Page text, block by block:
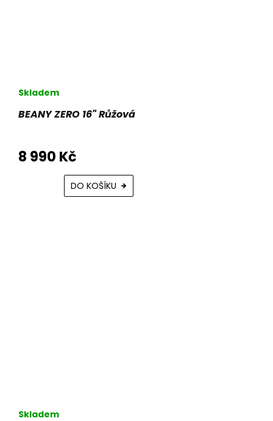
BEANY ZERO 16" Růžová
Skladem
8 990 Kč
DO KOŠÍKU
Skladem